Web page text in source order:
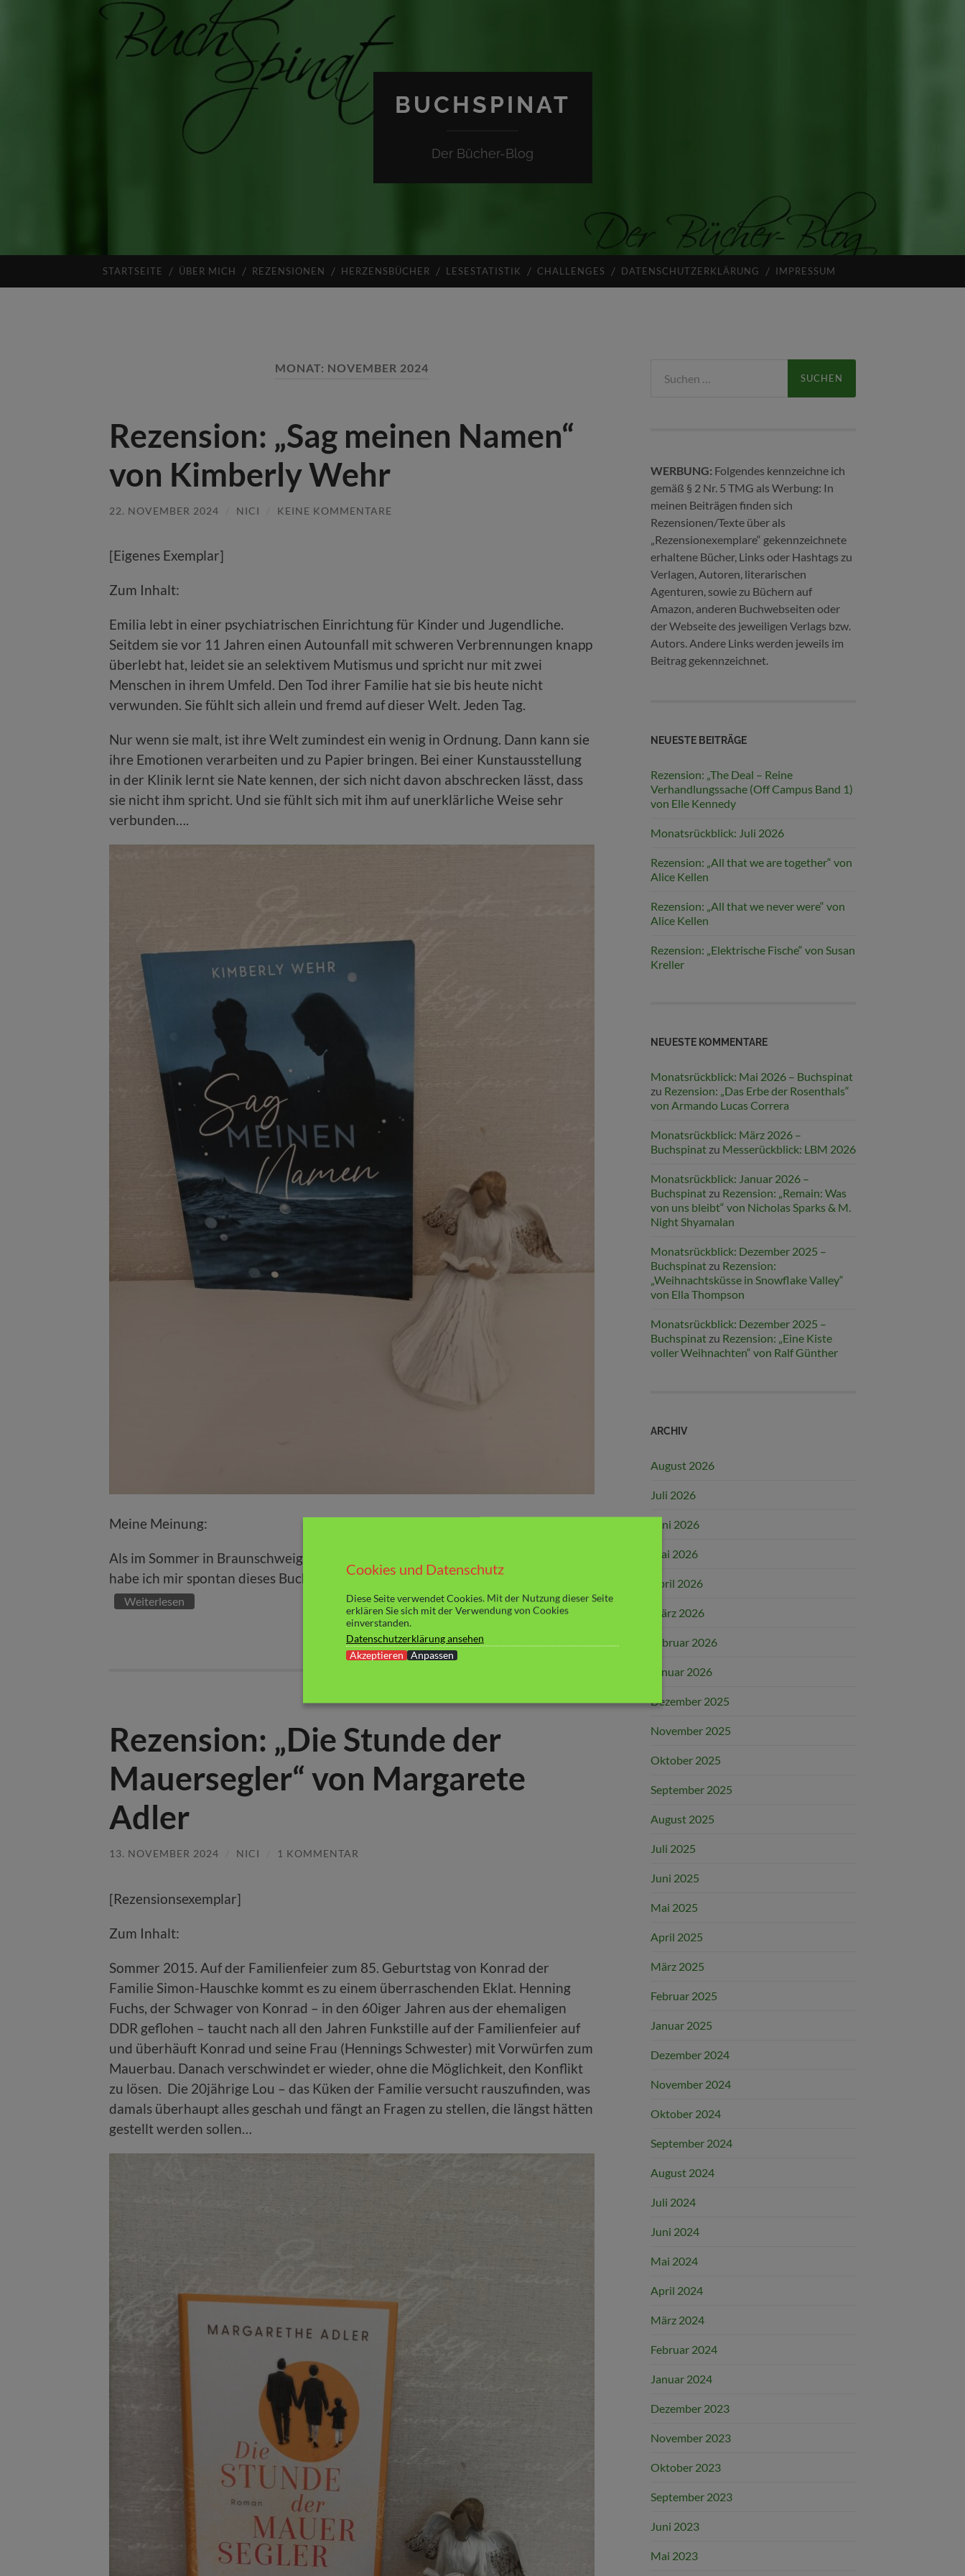
BUCHSPINAT
Der Bücher-Blog
STARTSEITE ÜBER MICH REZENSIONEN HERZENSBÜCHER LESESTATISTIK CHALLENGES DATENSCHUTZERKLÄRUNG IMPRESSUM
MONAT: NOVEMBER 2024
Rezension: „Sag meinen Namen“
von Kimberly Wehr
22. NOVEMBER 2024 NICI KEINE KOMMENTARE
[Eigenes Exemplar]
Zum Inhalt:
Emilia lebt in einer psychiatrischen Einrichtung für Kinder und Jugendliche.
Seitdem sie vor 11 Jahren einen Autounfall mit schweren Verbrennungen knapp
überlebt hat, leidet sie an selektivem Mutismus und spricht nur mit zwei
Menschen in ihrem Umfeld. Den Tod ihrer Familie hat sie bis heute nicht
verwunden. Sie fühlt sich allein und fremd auf dieser Welt. Jeden Tag.
Nur wenn sie malt, ist ihre Welt zumindest ein wenig in Ordnung. Dann kann sie
ihre Emotionen verarbeiten und zu Papier bringen. Bei einer Kunstausstellung
in der Klinik lernt sie Nate kennen, der sich nicht davon abschrecken lässt, dass
sie nicht ihm spricht. Und sie fühlt sich mit ihm auf unerklärliche Weise sehr
verbunden….
Meine Meinung:
Als im Sommer in Braunschweig das erste Mal die Buchmesse Leseflair stattfand,
habe ich mir spontan dieses Buch bei Autorin Kimberly Wehr gekauft.
Weiterlesen
Rezension: „Die Stunde der
Mauersegler“ von Margarete
Adler
13. NOVEMBER 2024 NICI 1 KOMMENTAR
[Rezensionsexemplar]
Zum Inhalt:
Sommer 2015. Auf der Familienfeier zum 85. Geburtstag von Konrad der
Familie Simon-Hauschke kommt es zu einem überraschenden Eklat. Henning
Fuchs, der Schwager von Konrad – in den 60iger Jahren aus der ehemaligen
DDR geflohen – taucht nach all den Jahren Funkstille auf der Familienfeier auf
und überhäuft Konrad und seine Frau (Hennings Schwester) mit Vorwürfen zum
Mauerbau. Danach verschwindet er wieder, ohne die Möglichkeit, den Konflikt
zu lösen. Die 20jährige Lou – das Küken der Familie versucht rauszufinden, was
damals überhaupt alles geschah und fängt an Fragen zu stellen, die längst hätten
gestellt werden sollen…
nach:
WERBUNG: Folgendes kennzeichne ich
gemäß § 2 Nr. 5 TMG als Werbung: In
meinen Beiträgen finden sich
Rezensionen/Texte über als
„Rezensionexemplare“ gekennzeichnete
erhaltene Bücher, Links oder Hashtags zu
Verlagen, Autoren, literarischen
Agenturen, sowie zu Büchern auf
Amazon, anderen Buchwebseiten oder
der Webseite des jeweiligen Verlags bzw.
Autors. Andere Links werden jeweils im
Beitrag gekennzeichnet.
NEUESTE BEITRÄGE
Rezension: „The Deal – Reine
Verhandlungssache (Off Campus Band 1)
von Elle Kennedy
Monatsrückblick: Juli 2026
Rezension: „All that we are together“ von
Alice Kellen
Rezension: „All that we never were“ von
Alice Kellen
Rezension: „Elektrische Fische“ von Susan
Kreller
NEUESTE KOMMENTARE
Monatsrückblick: Mai 2026 – Buchspinat
zu Rezension: „Das Erbe der Rosenthals“
von Armando Lucas Correra
Monatsrückblick: März 2026 –
Buchspinat zu Messerückblick: LBM 2026
Monatsrückblick: Januar 2026 –
Buchspinat zu Rezension: „Remain: Was
von uns bleibt“ von Nicholas Sparks & M.
Night Shyamalan
Monatsrückblick: Dezember 2025 –
Buchspinat zu Rezension:
„Weihnachtsküsse in Snowflake Valley“
von Ella Thompson
Monatsrückblick: Dezember 2025 –
Buchspinat zu Rezension: „Eine Kiste
voller Weihnachten“ von Ralf Günther
ARCHIV
August 2026
Juli 2026
Juni 2026
Mai 2026
April 2026
März 2026
Februar 2026
Januar 2026
Dezember 2025
November 2025
Oktober 2025
September 2025
August 2025
Juli 2025
Juni 2025
Mai 2025
April 2025
März 2025
Februar 2025
Januar 2025
Dezember 2024
November 2024
Oktober 2024
September 2024
August 2024
Juli 2024
Juni 2024
Mai 2024
April 2024
März 2024
Februar 2024
Januar 2024
Dezember 2023
November 2023
Oktober 2023
September 2023
Juni 2023
Mai 2023
Cookies und Datenschutz
Diese Seite verwendet Cookies. Mit der Nutzung dieser Seite
erklären Sie sich mit der Verwendung von Cookies
einverstanden.
Datenschutzerklärung ansehen
Akzeptieren
Anpassen